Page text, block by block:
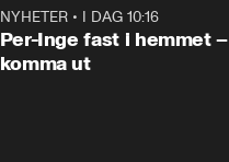
NYHETER• I DAG 10:16
Per-Inge fast i hemmet
komma ut